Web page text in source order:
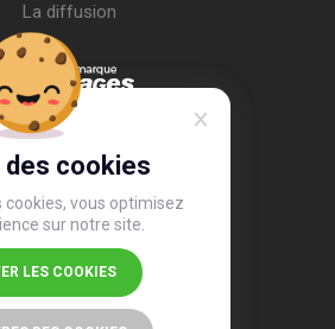
des cookies
cookies, vous optimisez
sur notre site.
LES COOKIES
La diffusion